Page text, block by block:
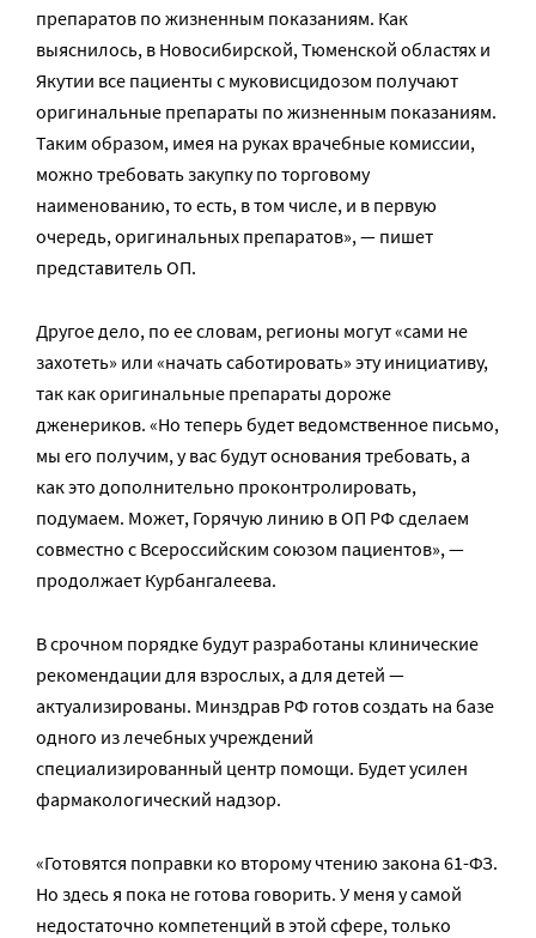
препаратов по жизненным показаниям. Как
выяснилось, в Новосибирской, Тюменской областях и
Якутии все пациенты с муковисцидозом получают
оригинальные препараты по жизненным показаниям.
Таким образом, имея на руках врачебные комиссии,
можно требовать закупку по торговому
наименованию, то есть, в том числе, и в первую
очередь, оригинальных препаратов», — пишет
представитель ОП.
Другое дело, по ее словам, регионы могут «сами не
захотеть» или «начать саботировать» эту инициативу,
так как оригинальные препараты дороже
дженериков. «Но теперь будет ведомственное письмо,
мы его получим, у вас будут основания требовать, а
как это дополнительно проконтролировать,
подумаем. Может, Горячую линию в ОП РФ сделаем
совместно с Всероссийским союзом пациентов», —
продолжает Курбангалеева.
В срочном порядке будут разработаны клинические
рекомендации для взрослых, а для детей —
актуализированы. Минздрав РФ готов создать на базе
одного из лечебных учреждений
специализированный центр помощи. Будет усилен
фармакологический надзор.
«Готовятся поправки ко второму чтению закона 61-ФЗ.
Но здесь я пока не готова говорить. У меня у самой
недостаточно компетенций в этой сфере, только